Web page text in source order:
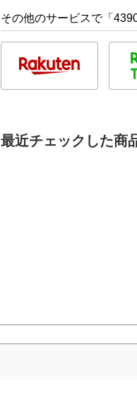
その他のサービスで「
最近チェックした商